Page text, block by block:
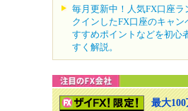
毎月更新中！人気FX口座ラ
クインしたFX口座のキャン
すすめポイントなどを初心
すく解説。
最大100